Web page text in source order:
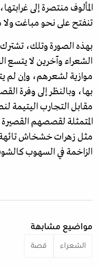
المألوف منتصرة إلى
تنفتح على نحو مباغت ولا
بهذه الصورة وتلك،
الشعراء وآخرين لا
موازية لشعرهم، وإن لم
بها، وبالنظر إلى وفرة
مقابل التجارب
المتمثلة لقصصهم
مثل زهرات خشخاش تائهة
الزاخمة في السهوب
مواضيع مشابهة
الشعراء قصة